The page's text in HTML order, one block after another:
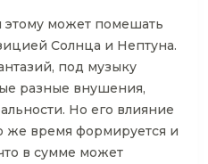
этому может помешать
Солнца и Нептуна.
под музыку
разные внушения,
Но его влияние
же время формируется и
в сумме может